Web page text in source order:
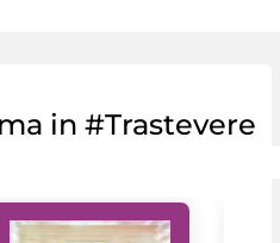
in #Trastevere